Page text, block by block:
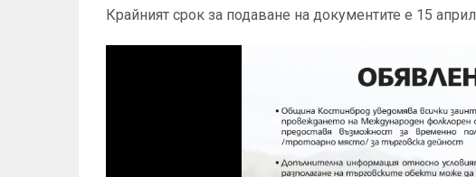
Крайният срок за подаване на документите е 15 април